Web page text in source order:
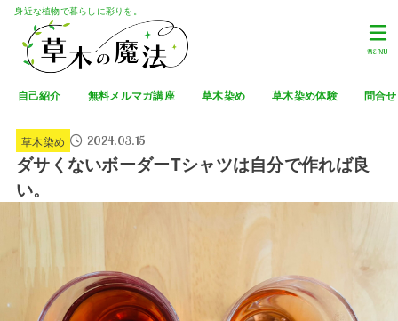
身近な植物で暮らしに彩りを。
自己紹介 無料メルマガ講座 草木染め 草木染め体験 問合せ
MENU
草木染め 2024.03.15
ダサくないボーダーTシャツは自分で作れば良
い。